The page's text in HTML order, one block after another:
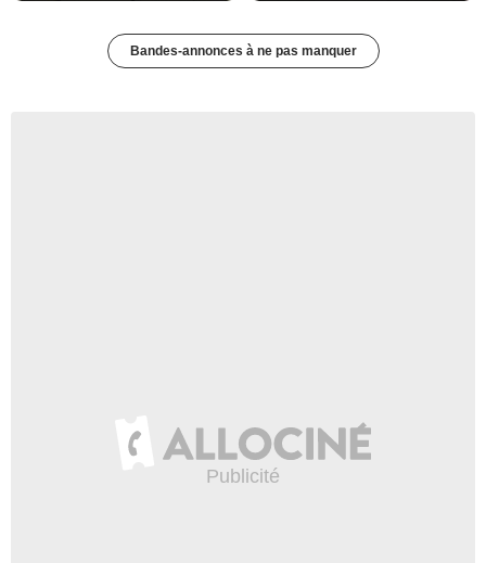
Bandes-annonces à ne pas manquer